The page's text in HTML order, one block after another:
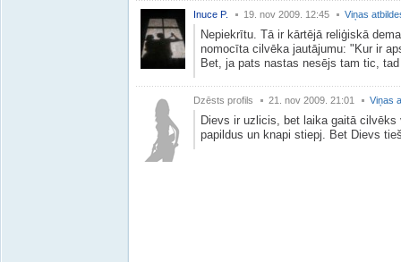
Inuce P. 19. nov 2009. 12:45 Viņas
Nepiekrītu. Tā ir kārtējā reliģiskā
nomocīta cilvēka jautājumu: "Kur ir
Bet, ja pats nastas nesējs tam tic,
Dzēsts profils 21. nov 2009. 21:01 Viņas
Dievs ir uzlicis, bet laika gaitā
papildus un knapi stiepj. Bet Dievs